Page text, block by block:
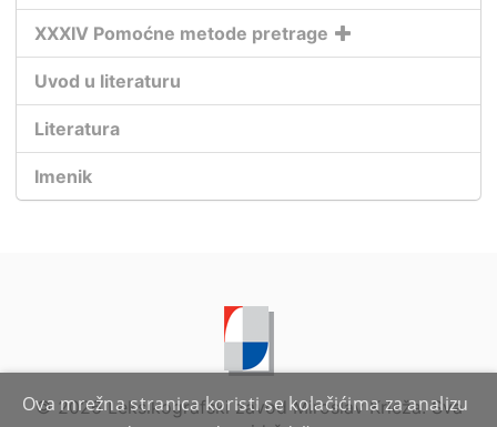
XXXIV Pomoćne metode pretrage
Uvod u literaturu
Literatura
Imenik
© 2026 Leksikografski zavod Miroslav Krleža. Sva
Ova mrežna stranica koristi se kolačićima za analizu